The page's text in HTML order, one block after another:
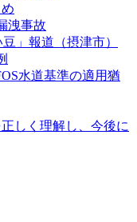
洩事故
」報道（摂津市）
水道基準の適用猶
しく理解し、今後に